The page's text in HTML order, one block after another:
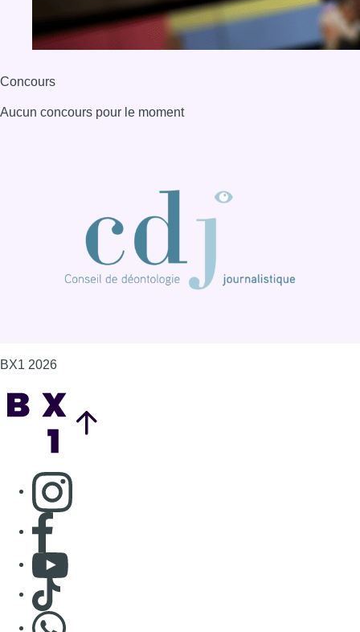
Concours
Aucun concours pour le moment
BX1 2026
Consulter page Instagram
Consulter page Facebook
Consulter Youtube
Consulter TikTok